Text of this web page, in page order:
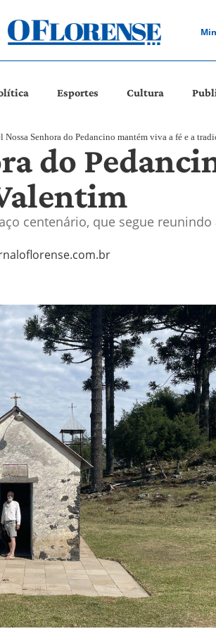
Esportes Cultura
Nossa Senhora do Pedancino mantém viva a fé e a
do
centenário, que segue